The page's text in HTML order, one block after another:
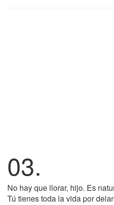
03.
No hay que llorar, hijo. Es
Tú tienes toda la vida por